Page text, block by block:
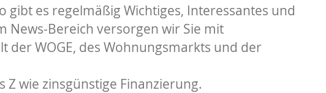
gibt es regelmäßig Wichtiges, Interessantes und
News-Bereich versorgen wir Sie mit
der WOGE, des Wohnungsmarkts und der
Z wie zinsgünstige Finanzierung.